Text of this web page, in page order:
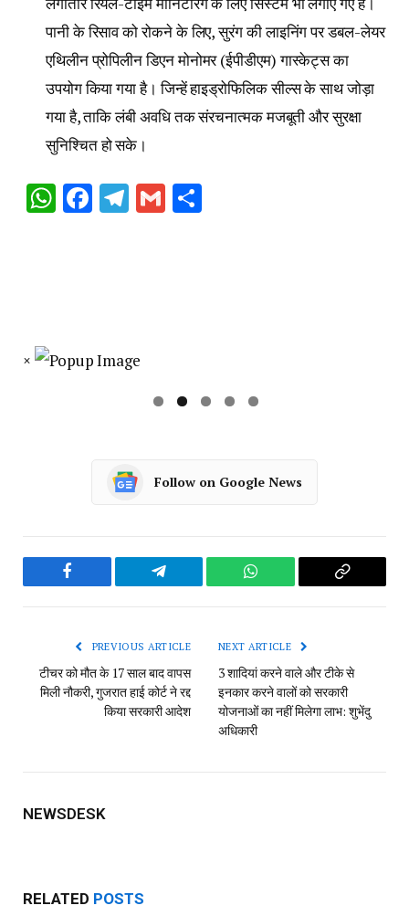
पानी के रिसाव को रोकने के लिए, सुरंग की लाइनिंग पर डबल-लेयर
एथिलीन प्रोपिलीन डिएन मोनोमर (ईपीडीएम) गास्केट्स का
उपयोग किया गया है। जिन्हें हाइड्रोफिलिक सील्स के साथ जोड़ा
गया है, ताकि लंबी अवधि तक संरचनात्मक मजबूती और सुरक्षा
सुनिश्चित हो सके।
WhatsApp
Facebook
Telegram
Gmail
×
Follow on Google News
Facebook Telegram WhatsApp
Copy
PREVIOUS ARTICLE
टीचर को मौत के 17 साल बाद वापस
मिली नौकरी, गुजरात हाई कोर्ट ने रद्द
किया सरकारी आदेश
NEXT ARTICLE
3 शादियां करने वाले और टीके से
इनकार करने वालों को सरकारी
योजनाओं का नहीं मिलेगा लाभ: शुभेंदु
अधिकारी
NEWSDESK
RELATED POSTS